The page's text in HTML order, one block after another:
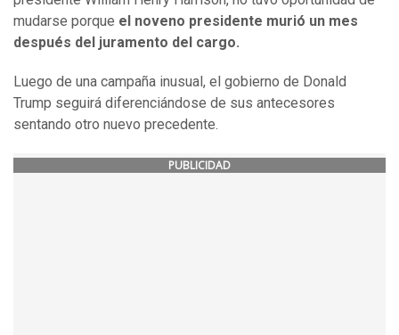
mudarse porque el noveno presidente murió un mes
después del juramento del cargo.
Luego de una campaña inusual, el gobierno de Donald
Trump seguirá diferenciándose de sus antecesores
sentando otro nuevo precedente.
PUBLICIDAD